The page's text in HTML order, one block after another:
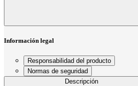
Información legal
Responsabilidad del producto
Normas de seguridad
Descripción